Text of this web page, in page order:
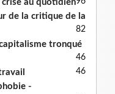
au quotidien
de la critique de la
82
tronqué
46
46
-